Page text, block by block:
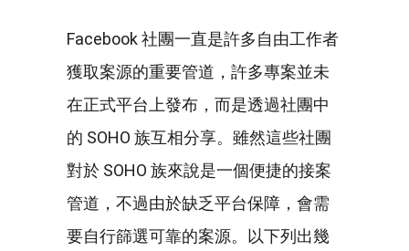
Facebook 社團一直是許多自由工作者
獲取案源的重要管道，許多專案並未
在正式平台上發布，而是透過社團中
的 SOHO 族互相分享。雖然這些社團
對於 SOHO 族來說是一個便捷的接案
管道，不過由於缺乏平台保障，會需
要自行篩選可靠的案源。以下列出幾